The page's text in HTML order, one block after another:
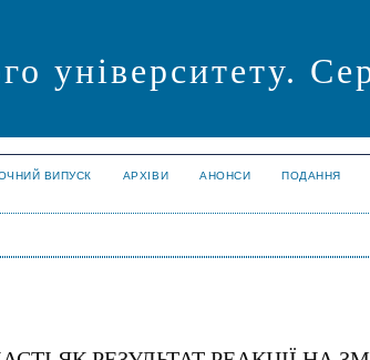
університету.
ВИПУСК АРХІВИ АНОНСИ ПОДАННЯ